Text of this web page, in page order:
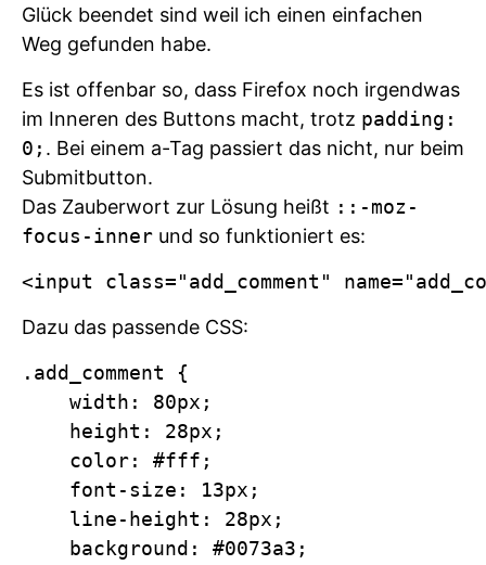
Glück beendet sind weil ich einen einfachen
Weg gefunden habe.
Es ist offenbar so, dass Firefox noch irgendwas
im Inneren des Buttons macht, trotz padding:
0; . Bei einem a-Tag passiert das nicht, nur beim
Submitbutton.
Das Zauberwort zur Lösung heißt ::-moz-
focus-inner und so funktioniert es:
Dazu das passende CSS:
.add_comment {
    width: 80px;
    height: 28px;
    color: #fff;
    font-size: 13px;
    line-height: 28px;
    background: #0073a3;